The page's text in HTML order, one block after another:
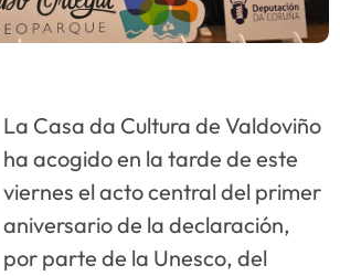
La Casa da Cultura de Valdoviño
ha acogido en la tarde de este
viernes el acto central del primer
aniversario de la declaración,
por parte de la Unesco, del